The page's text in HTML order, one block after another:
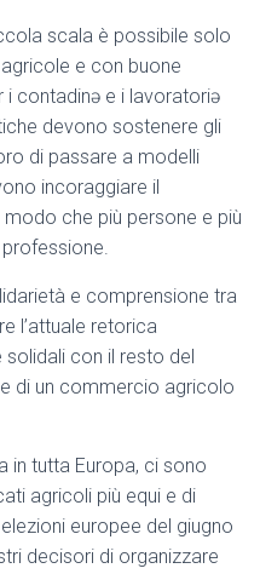
scala è possibile solo
e con buone
contadinə e i lavoratoriə
devono sostenere gli
di passare a modelli
incoraggiare il
che più persone e più
e comprensione tra
l’attuale retorica
con il resto del
di un commercio agricolo
in tutta Europa, ci sono
agricoli più equi e di
europee del giugno
decisori di organizzare